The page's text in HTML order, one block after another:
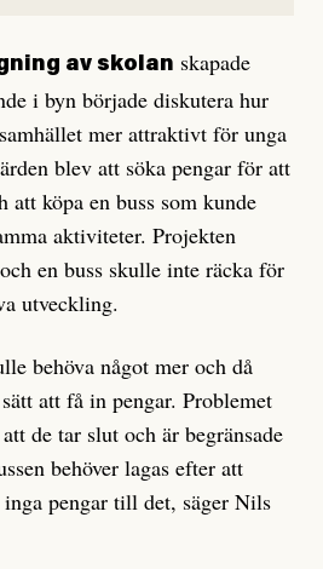
av skolan skapade
i byn började diskutera hur
mer attraktivt för unga
blev att söka pengar för att
att köpa en buss som kunde
aktiviteter. Projekten
en buss skulle inte räcka för
utveckling.
behöva något mer och då
att få in pengar. Problemet
de tar slut och är begränsade
behöver lagas efter att
pengar till det, säger Nils